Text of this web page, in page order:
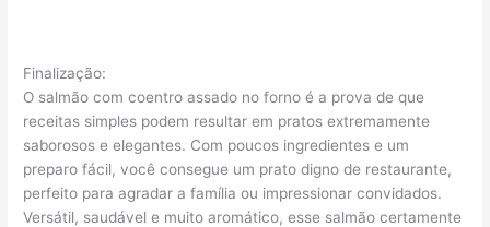
Finalização:
O salmão com coentro assado no forno é a prova de que
receitas simples podem resultar em pratos extremamente
saborosos e elegantes. Com poucos ingredientes e um
preparo fácil, você consegue um prato digno de restaurante,
perfeito para agradar a família ou impressionar convidados.
Versátil, saudável e muito aromático, esse salmão certamente